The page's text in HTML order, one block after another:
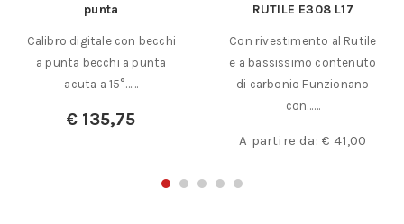
punta
Calibro digitale con becchi
a punta becchi a punta
acuta a 15°……
€ 135,75
RUTILE E308 L17
Con rivestimento al Rutile
e a bassissimo contenuto
di carbonio Funzionano
con……
A partire da: € 41,00